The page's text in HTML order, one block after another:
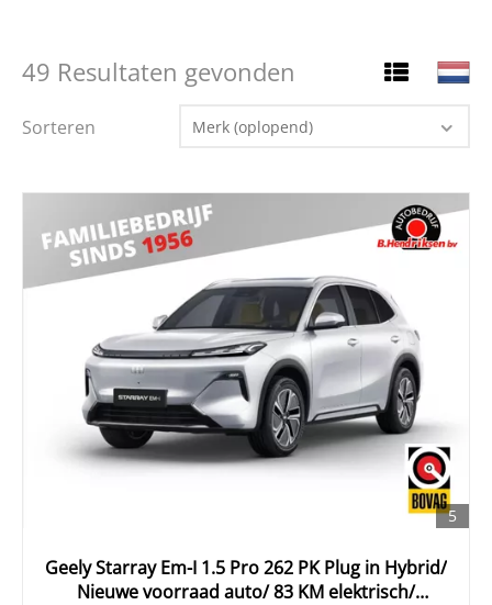
49 Resultaten gevonden
Sorteren Merk (oplopend)
5
Geely Starray Em-I 1.5 Pro 262 PK Plug in Hybrid/
Nieuwe voorraad auto/ 83 KM elektrisch/